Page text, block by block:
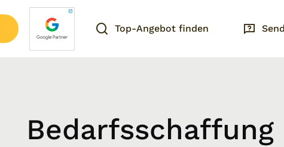
Top-Angebot finden
Bedarfsschaffung